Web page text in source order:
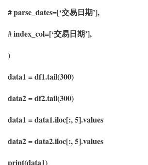
# parse_dates=[‘交易日期’],
# index_col=[‘交易日期’],
)
data1 = df1.tail(300)
data2 = df2.tail(300)
data1 = data1.iloc[:, 5].values
data2 = data2.iloc[:, 5].values
print(data1)